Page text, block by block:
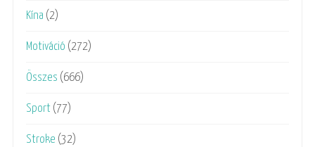
Kína (2)
Motiváció (272)
Összes (666)
Sport (77)
Stroke (32)